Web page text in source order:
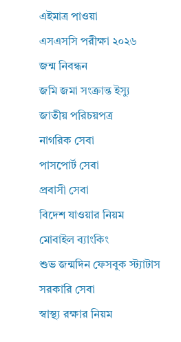
এইমাত্র পাওয়া
এসএসসি পরীক্ষা ২০২৬
জন্ম নিবন্ধন
জমি জমা সংক্রান্ত ইস্যু
জাতীয় পরিচয়পত্র
নাগরিক সেবা
পাসপোর্ট সেবা
প্রবাসী সেবা
বিদেশ যাওয়ার নিয়ম
মোবাইল ব্যাংকিং
শুভ জন্মদিন ফেসবুক স্ট্যাটাস
সরকারি সেবা
স্বাস্থ্য রক্ষার নিয়ম